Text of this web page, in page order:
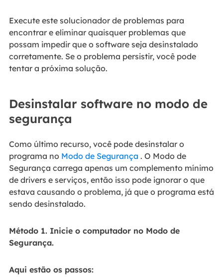
Execute este solucionador de problemas para
encontrar e eliminar quaisquer problemas que
possam impedir que o software seja desinstalado
corretamente. Se o problema persistir, você pode
tentar a próxima solução.
Desinstalar software no modo de
segurança
Como último recurso, você pode desinstalar o
programa no Modo de Segurança . O Modo de
Segurança carrega apenas um complemento mínimo
de drivers e serviços, então isso pode ignorar o que
estava causando o problema, já que o programa está
sendo desinstalado.
Método 1. Inicie o computador no Modo de
Segurança.
Aqui estão os passos: